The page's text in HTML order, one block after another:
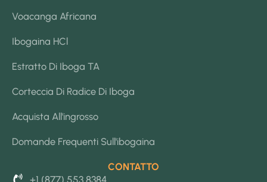
Voacanga Africana
Ibogaina HCl
Estratto Di Iboga TA
Corteccia Di Radice Di Iboga
Acquista All'ingrosso
Domande Frequenti Sull'ibogaina
CONTATTO